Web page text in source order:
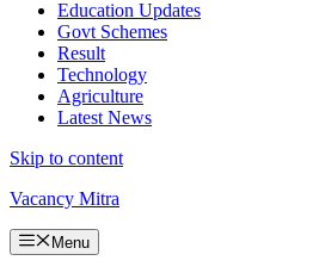
Education Updates
Govt Schemes
Result
Technology
Agriculture
Latest News
Skip to content
Vacancy Mitra
Menu